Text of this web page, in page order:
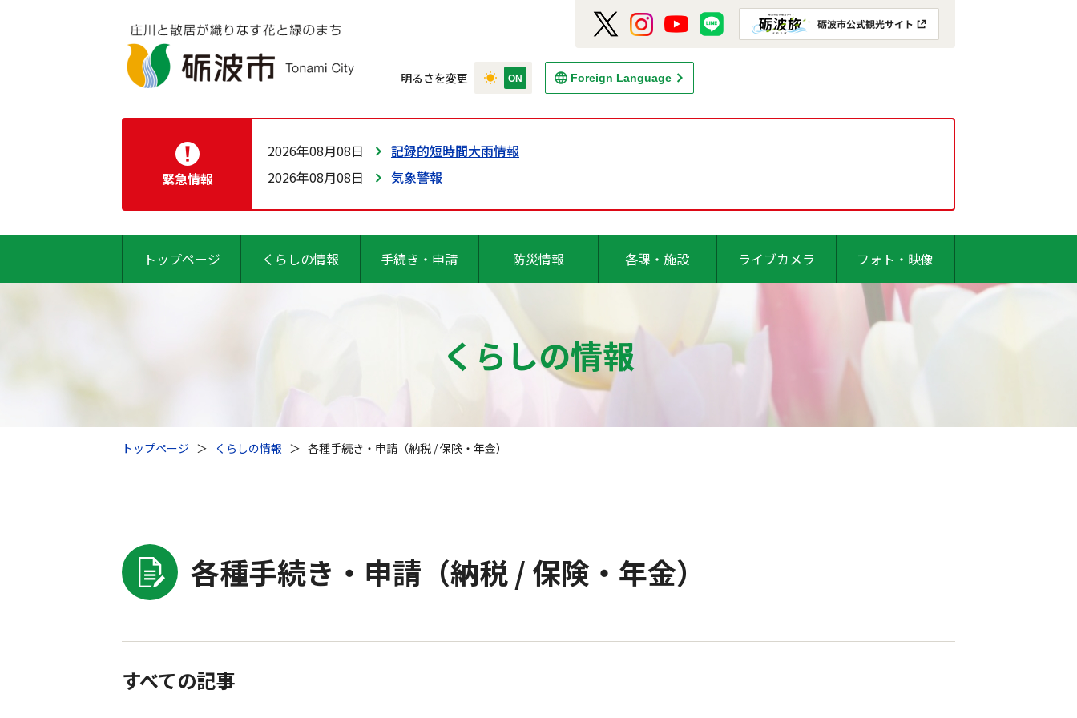
明るさを変更 Foreign Language
緊急情報
2026年08月08日
記録的短時間大雨情報
2026年08月08日
気象警報
トップページ くらしの情報 手続き・申請 防災情報 各課・施設 ライブカメラ フォト・映像
くらしの情報
トップページ ＞ くらしの情報 ＞ 各種手続き・申請（納税 / 保険・年金）
各種手続き・申請（納税 / 保険・年金）
すべての記事